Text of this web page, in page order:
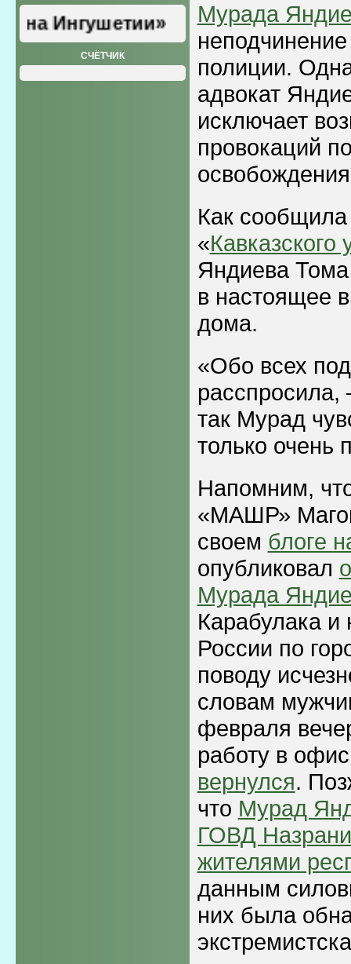
Ингушетии»
СЧЁТЧИК
Мурада
полиции.
адвокат
исключает
провокаций
Как сообщила
«Кавказского
Яндиева
в настоящее
дома.
«Обо всех
расспросила,
так Мурад
только очень
Напомним,
«МАШР»
своем блоге
опубликовал
Мурада
Карабулака
России по
поводу
словам
февраля
работу в
вернулся.
что Мурад
ГОВД
жителями
данным
них была